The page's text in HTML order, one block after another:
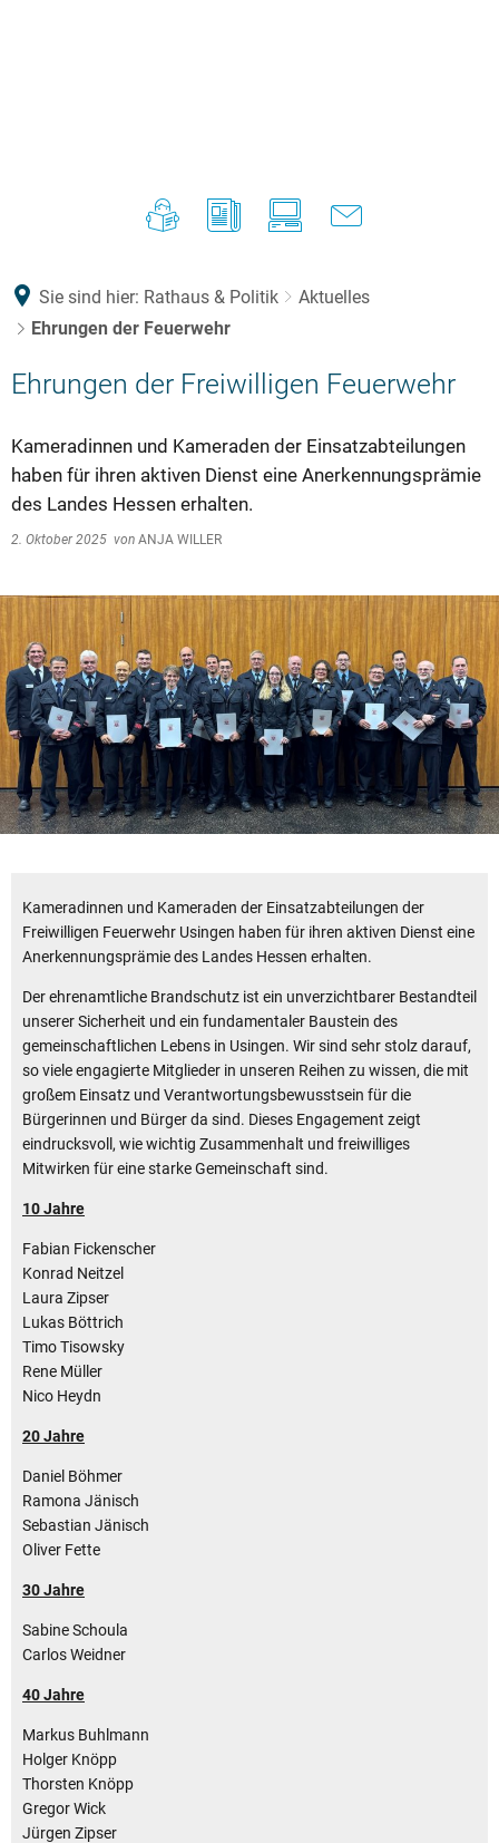
Sie sind hier: Rathaus & Politik
Aktuelles
Ehrungen der Feuerwehr
Ehrungen der Freiwilligen Feuerwehr
Kameradinnen und Kameraden der Einsatzabteilungen
haben für ihren aktiven Dienst eine Anerkennungsprämie
des Landes Hessen erhalten.
2. Oktober 2025 von ANJA WILLER
Kameradinnen und Kameraden der Einsatzabteilungen der
Freiwilligen Feuerwehr Usingen haben für ihren aktiven Dienst eine
Anerkennungsprämie des Landes Hessen erhalten.
Der ehrenamtliche Brandschutz ist ein unverzichtbarer Bestandteil
unserer Sicherheit und ein fundamentaler Baustein des
gemeinschaftlichen Lebens in Usingen. Wir sind sehr stolz darauf,
so viele engagierte Mitglieder in unseren Reihen zu wissen, die mit
großem Einsatz und Verantwortungsbewusstsein für die
Bürgerinnen und Bürger da sind. Dieses Engagement zeigt
eindrucksvoll, wie wichtig Zusammenhalt und freiwilliges
Mitwirken für eine starke Gemeinschaft sind.
10 Jahre
Fabian Fickenscher
Konrad Neitzel
Laura Zipser
Lukas Böttrich
Timo Tisowsky
Rene Müller
Nico Heydn
20 Jahre
Daniel Böhmer
Ramona Jänisch
Sebastian Jänisch
Oliver Fette
30 Jahre
Sabine Schoula
Carlos Weidner
40 Jahre
Markus Buhlmann
Holger Knöpp
Thorsten Knöpp
Gregor Wick
Jürgen Zipser